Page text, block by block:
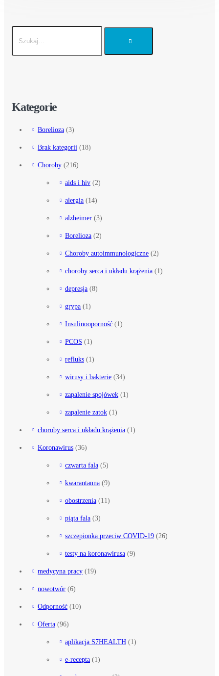
Kategorie
Borelioza (3)
Brak kategorii (18)
Choroby (216)
aids i hiv (2)
alergia (14)
alzheimer (3)
Borelioza (2)
Choroby autoimmunologiczne (2)
choroby serca i układu krążenia (1)
depresja (8)
grypa (1)
Insulinooporność (1)
PCOS (1)
refluks (1)
wirusy i bakterie (34)
zapalenie spojówek (1)
zapalenie zatok (1)
choroby serca i układu krążenia (1)
Koronawirus (36)
czwarta fala (5)
kwarantanna (9)
obostrzenia (11)
piąta fala (3)
szczepionka przeciw COVID-19 (26)
testy na koronawirusa (9)
medycyna pracy (19)
nowotwór (6)
Odporność (10)
Oferta (96)
aplikacja S7HEALTH (1)
e-recepta (1)